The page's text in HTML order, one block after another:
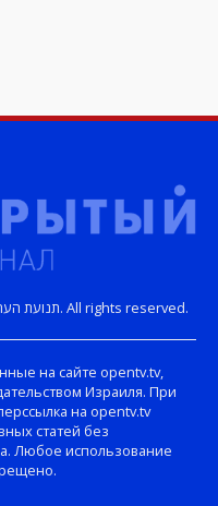
Copyright © Открытый телеканал. תנועת הערבות. All rights reserved.
на сайте opentv.tv,
Израиля. При
на opentv.tv
статей без
Любое использование